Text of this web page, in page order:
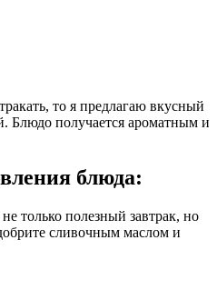
то я предлагаю вкусный
Блюдо получается ароматным и
блюда:
только полезный завтрак, но
сливочным маслом и